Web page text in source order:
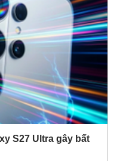
S27 Ultra gây bất